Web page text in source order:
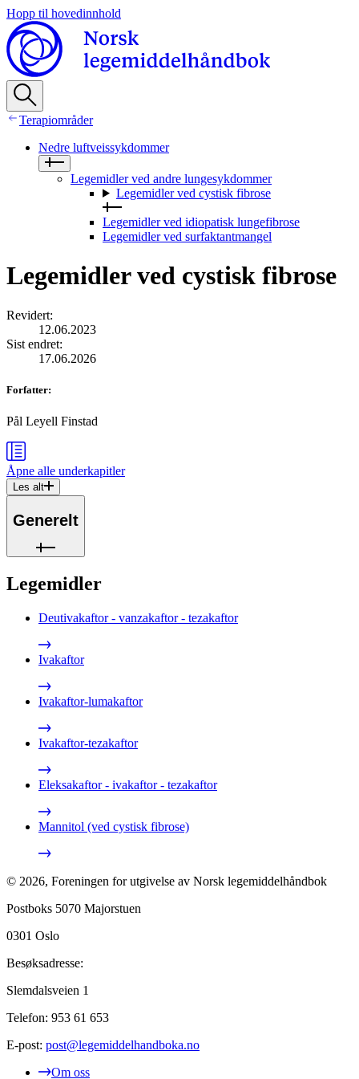
Hopp til hovedinnhold
Terapiområder
Nedre luftveissykdommer
Legemidler ved andre lungesykdommer
Legemidler ved cystisk fibrose
Legemidler ved idiopatisk lungefibrose
Legemidler ved surfaktantmangel
Legemidler ved cystisk fibrose
Revidert:
12.06.2023
Sist endret:
17.06.2026
Forfatter:
Pål Leyell Finstad
Åpne alle underkapitler
Les alt
Generelt
Legemidler
Deutivakaftor - vanzakaftor - tezakaftor
Ivakaftor
Ivakaftor-lumakaftor
Ivakaftor-tezakaftor
Eleksakaftor - ivakaftor - tezakaftor
Mannitol (ved cystisk fibrose)
© 2026, Foreningen for utgivelse av Norsk legemiddelhåndbok
Postboks 5070 Majorstuen
0301 Oslo
Besøksadresse:
Slemdalsveien 1
Telefon: 953 61 653
E-post: post@legemiddelhandboka.no
Om oss